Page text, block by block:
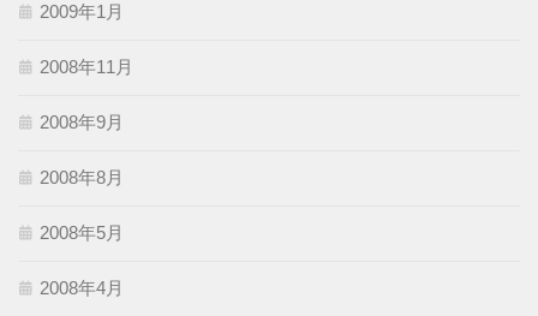
2009年1月
2008年11月
2008年9月
2008年8月
2008年5月
2008年4月